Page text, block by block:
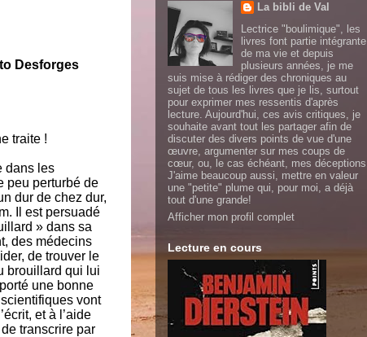
Desforges
traite !
dans les
peu perturbé de
dur de chez dur,
Il est persuadé
» dans sa
des médecins
de trouver le
brouillard qui lui
une bonne
vont
et à l’aide
transcrire par
La bibli de Val
Lectrice "boulimique", les
livres font partie intégrante
de ma vie et depuis
plusieurs années, je me
suis mise à rédiger des chroniques au
sujet de tous les livres que je lis, surtout
pour exprimer mes ressentis d'après
lecture. Aujourd'hui, ces avis critiques, je
souhaite avant tout les partager afin de
discuter des divers points de vue d'une
œuvre, argumenter sur mes coups de
cœur, ou, le cas échéant, mes déceptions.
J'aime beaucoup aussi, mettre en valeur
une "petite" plume qui, pour moi, a déjà
tout d'une grande!
Afficher mon profil complet
Lecture en cours